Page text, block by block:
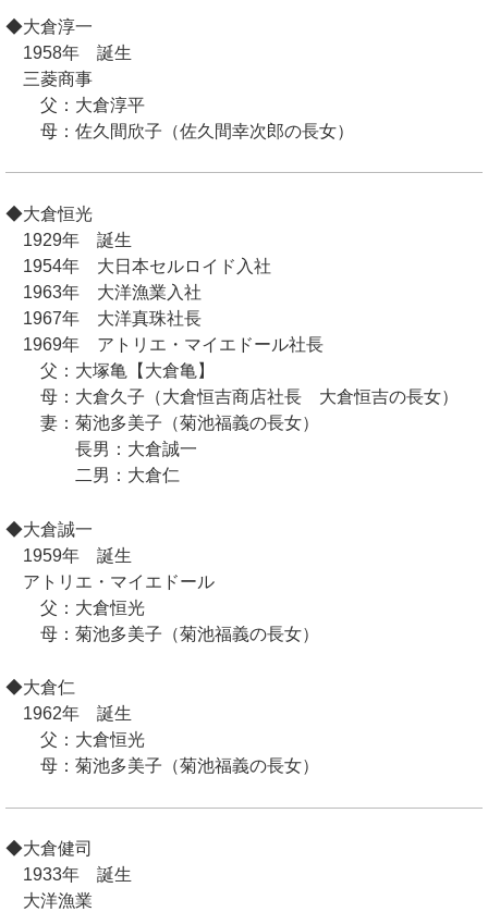
◆大倉淳一
1958年 誕生
三菱商事
父：大倉淳平
母：佐久間欣子（佐久間幸次郎の長女）
◆大倉恒光
1929年 誕生
1954年 大日本セルロイド入社
1963年 大洋漁業入社
1967年 大洋真珠社長
1969年 アトリエ・マイエドール社長
父：大塚亀【大倉亀】
母：大倉久子（大倉恒吉商店社長 大倉恒吉の長女）
妻：菊池多美子（菊池福義の長女）
長男：大倉誠一
二男：大倉仁
◆大倉誠一
1959年 誕生
アトリエ・マイエドール
父：大倉恒光
母：菊池多美子（菊池福義の長女）
◆大倉仁
1962年 誕生
父：大倉恒光
母：菊池多美子（菊池福義の長女）
◆大倉健司
1933年 誕生
大洋漁業